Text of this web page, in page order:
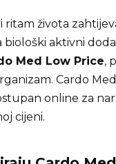
ritam života
biološki aktivni
Med Low Price,
Cardo
online za
cijeni.